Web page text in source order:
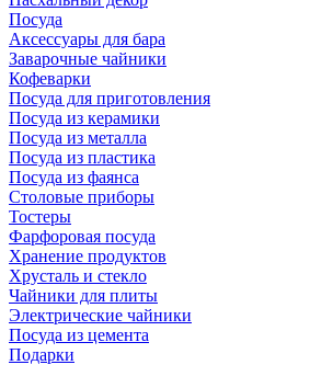
Посуда
Аксессуары для бара
Заварочные чайники
Кофеварки
Посуда для приготовления
Посуда из керамики
Посуда из металла
Посуда из пластика
Посуда из фаянса
Столовые приборы
Тостеры
Фарфоровая посуда
Хранение продуктов
Хрусталь и стекло
Чайники для плиты
Электрические чайники
Посуда из цемента
Подарки